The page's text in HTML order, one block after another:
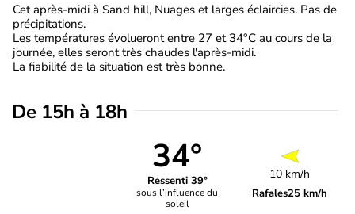
Cet après-midi à Sand hill, Nuages et larges éclaircies. Pas de
précipitations.
Les températures évolueront entre 27 et 34°C au cours de la
journée, elles seront très chaudes l'après-midi.
La fiabilité de la situation est très bonne.
De 15h à 18h
34°
Ressenti 39°
sous l’influence du
soleil
10 km/h
Rafales25 km/h